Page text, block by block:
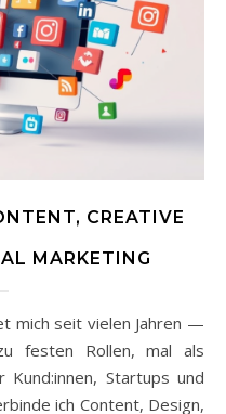
CREATIVE
MARKETING
festen Rollen, mal als
Startups und
ich Content, Design,